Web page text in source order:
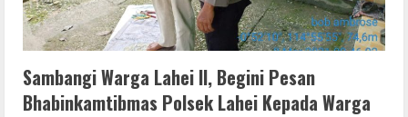
Sambangi Warga Lahei II, Begini Pesan
Bhabinkamtibmas Polsek Lahei Kepada Warga